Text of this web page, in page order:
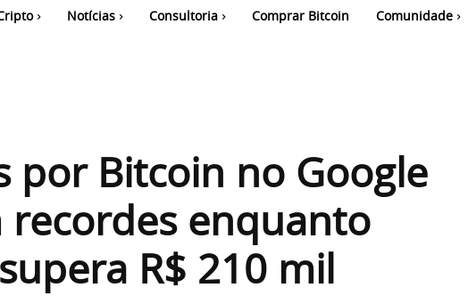
Notícias Consultoria Comprar Bitcoin Comunidade
por Bitcoin no Google
recordes enquanto
R$ 210 mil